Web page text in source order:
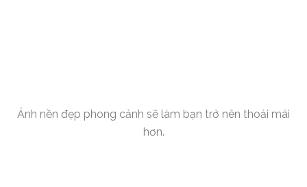
Ảnh nền đẹp phong cảnh sẽ làm bạn trở nên thoải mái
hơn.